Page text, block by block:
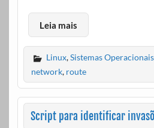
Leia mais
Linux,Sistemas Operacionais
network, route
Script para identificar